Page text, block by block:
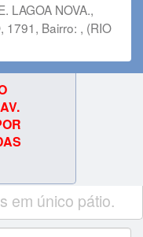
LAGOA NOVA.,
1791, Bairro: , (RIO
em único pátio.